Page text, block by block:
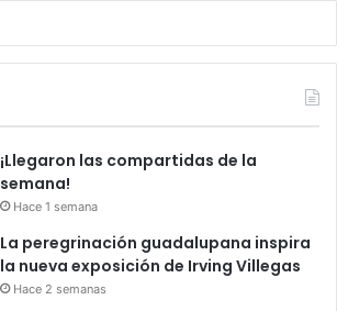
¡Llegaron las compartidas de la
semana!
Hace 1 semana
La peregrinación guadalupana inspira
la nueva exposición de Irving Villegas
Hace 2 semanas